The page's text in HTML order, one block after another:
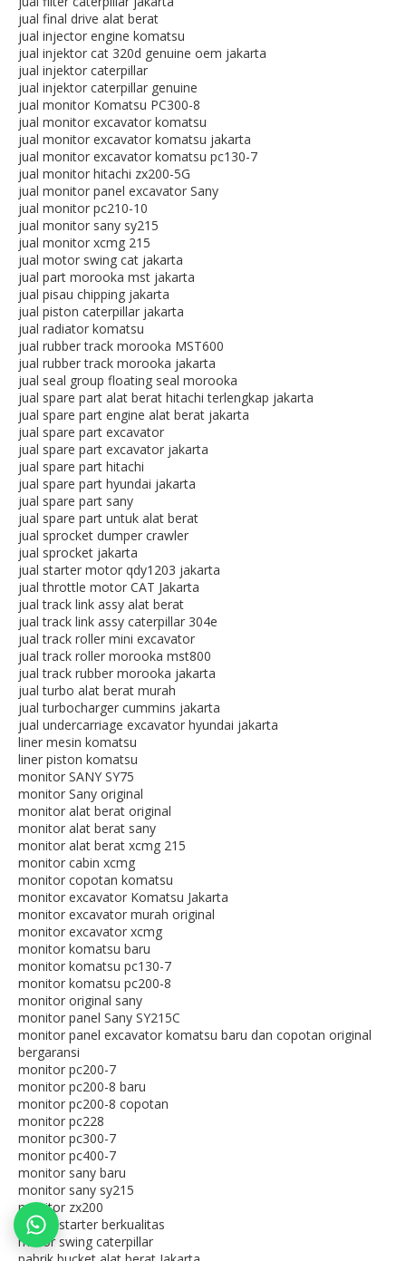
jual final drive alat berat
jual injector engine komatsu
jual injektor cat 320d genuine oem jakarta
jual injektor caterpillar
jual injektor caterpillar genuine
jual monitor Komatsu PC300-8
jual monitor excavator komatsu
jual monitor excavator komatsu jakarta
jual monitor excavator komatsu pc130-7
jual monitor hitachi zx200-5G
jual monitor panel excavator Sany
jual monitor pc210-10
jual monitor sany sy215
jual monitor xcmg 215
jual motor swing cat jakarta
jual part morooka mst jakarta
jual pisau chipping jakarta
jual piston caterpillar jakarta
jual radiator komatsu
jual rubber track morooka MST600
jual rubber track morooka jakarta
jual seal group floating seal morooka
jual spare part alat berat hitachi terlengkap jakarta
jual spare part engine alat berat jakarta
jual spare part excavator
jual spare part excavator jakarta
jual spare part hitachi
jual spare part hyundai jakarta
jual spare part sany
jual spare part untuk alat berat
jual sprocket dumper crawler
jual sprocket jakarta
jual starter motor qdy1203 jakarta
jual throttle motor CAT Jakarta
jual track link assy alat berat
jual track link assy caterpillar 304e
jual track roller mini excavator
jual track roller morooka mst800
jual track rubber morooka jakarta
jual turbo alat berat murah
jual turbocharger cummins jakarta
jual undercarriage excavator hyundai jakarta
liner mesin komatsu
liner piston komatsu
monitor SANY SY75
monitor Sany original
monitor alat berat original
monitor alat berat sany
monitor alat berat xcmg 215
monitor cabin xcmg
monitor copotan komatsu
monitor excavator Komatsu Jakarta
monitor excavator murah original
monitor excavator xcmg
monitor komatsu baru
monitor komatsu pc130-7
monitor komatsu pc200-8
monitor original sany
monitor panel Sany SY215C
monitor panel excavator komatsu baru dan copotan original
bergaransi
monitor pc200-7
monitor pc200-8 baru
monitor pc200-8 copotan
monitor pc228
monitor pc300-7
monitor pc400-7
monitor sany baru
monitor sany sy215
monitor zx200
motor starter berkualitas
motor swing caterpillar